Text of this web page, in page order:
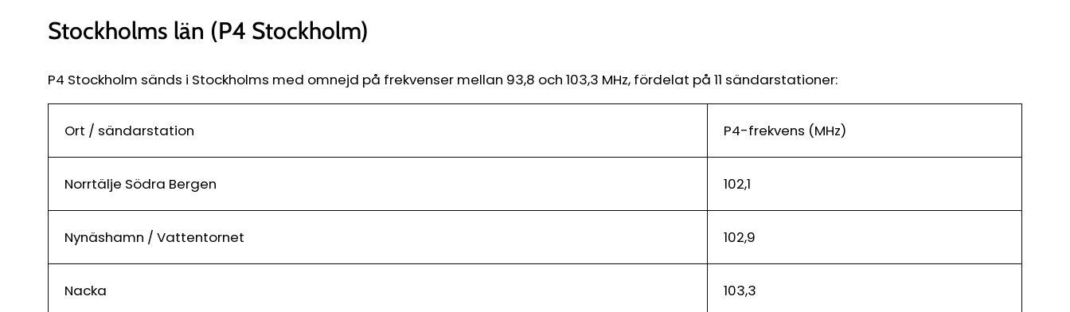
Stockholms län (P4 Stockholm)
P4 Stockholm sänds i Stockholms med omnejd på frekvenser mellan 93,8 och 103,3 MHz, fördelat på 11 sändarstationer:
Ort / sändarstation P4-frekvens (MHz)
Norrtälje Södra Bergen 102,1
Nynäshamn / Vattentornet 102,9
Nacka 103,3